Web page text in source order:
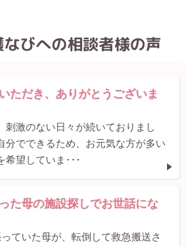
びへの相談者様の声
ただき、ありがとうございま
刺激のない日々が続いておりまし
分でできるため、お元気な方が多い
希望していま･･･
た母の施設探しでお世話にな
ていた母が、転倒して救急搬送さ